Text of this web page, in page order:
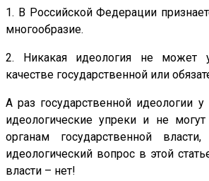
1. В Российской Федерации
многообразие.
2. Никакая идеология не может
качестве государственной или
А раз государственной идеологии
идеологические упреки и не
органам государственной
идеологический вопрос в этой
власти – нет!